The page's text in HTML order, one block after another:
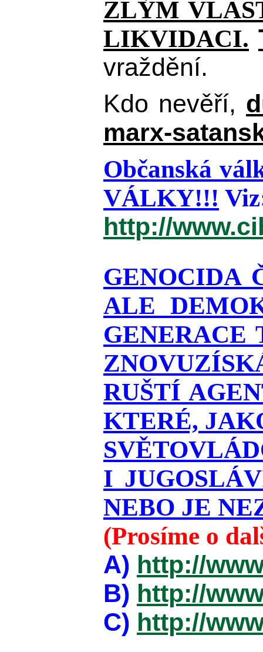
ZLÝM
LIKVIDACI.
vraždění.
Kdo nevěří,
marx-
Občanská
VÁLKY!!!
http://
GENOCIDA
ALE
RUŠTÍ
KTERÉ,
I
NEBO JE
(Prosíme o
A) http://
B) http://
C) http://